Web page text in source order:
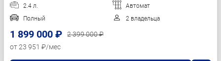
2.4 л.
Автомат
Полный
2 владельца
1 899 000 ₽
2 399 000 ₽
от 23 951 ₽/мес